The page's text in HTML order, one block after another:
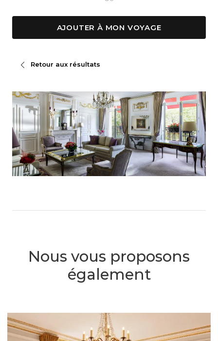
AJOUTER À MON VOYAGE
Retour aux résultats
Nous vous proposons
également